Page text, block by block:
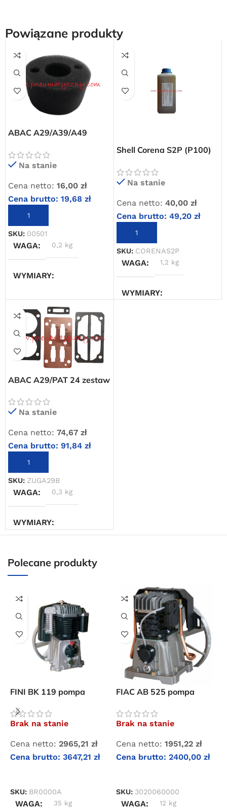
Powiązane produkty
ABAC A29/A39/A49
Na stanie
Cena netto: 16,00 zł
Cena brutto: 19,68 zł
DODAJ DO KOSZYKA
SKU: 00501
WAGA 0,2 kg
WYMIARY
5 × 5 × 5 cm
Shell Corena S2P (P100)
tłokowych (PREMIUM)
Na stanie
Cena netto: 40,00 zł
Cena brutto: 49,20 zł
DODAJ DO KOSZYKA
SKU: CORENAS2P
WAGA 1,2 kg
WYMIARY
ABAC A29/PAT 24 zestaw
Na stanie
Cena netto: 74,67 zł
Cena brutto: 91,84 zł
DODAJ DO KOSZYKA
SKU: ZUGA29B
WAGA 0,3 kg
WYMIARY
Polecane produkty
FINI BK 119 pompa
Brak na stanie
Cena netto: 2965,21 zł
Cena brutto: 3647,21 zł
SKU: BR0000A
WAGA 35 kg
FIAC AB 525 pompa
Brak na stanie
Cena netto: 1951,22 zł
Cena brutto: 2400,00 zł
SKU: 3020060000
WAGA 12 kg
Darmowa dostawa
dla wszystkich zamówień złożonych w sklepie
internetowym o wartości minimum 80,00 zł brutto.
Przejdź do sklepu
Oferta ograniczona czasowo
Powered by Convert Plus